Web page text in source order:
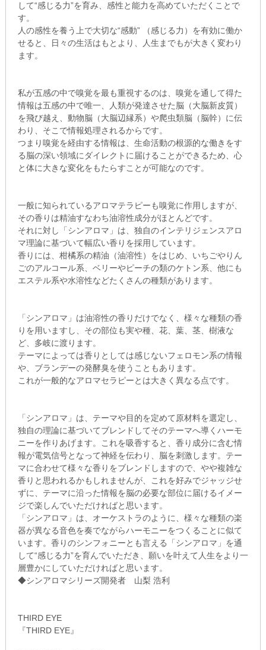
して“感じる力”を育み、感性と能力を高めていただくことで
す。
人の感性を養う上で大切な“感動” （感じる力）を有効に働か
せると、日々の生活はもとより、人生までもが大きく変わり
ます。
私が五感の中で嗅覚を最も重視するのは、嗅覚を通して得た
情報は五感の中で唯一、人類が発達させた脳（大脳新皮質）
を飛び越え、動物脳（大脳辺縁系）や爬虫類脳（脳幹）に伝
わり、そこで情報処理されるからです。
つまり嗅覚を経由する情報は、生命活動の根源的な働きをす
る脳の深い領域にダイレクトに届けることができるため、心
と体に大きな変化をもたらすことが可能なのです。
一般に知られているアロマテラピーも嗅覚に作用しますが、
その香りは精油すなわち油溶性成分がほとんどです。
それに対し「シンアロマ」は、独自のインテリジェンスアロ
マ理論に基づいて幅広い香りを採用しています。
香りには、柑橘系の精油（油溶性）をはじめ、いちごやりん
ごのアルコール系、ベリーやピーチの類のケトン系、他にも
エステル系や水溶性などたくさんの種類があります。
「シンアロマ」は油溶性の香りだけでなく、様々な種類の香
りを用いますし、その部位も実や種、花、葉、茎、樹液な
ど、多岐に渡ります。
テーマによっては香りとしては感じないフェロモン系の情報
や、ブランデーの発酵臭を使うこともあります。
これが一般的なアロマセラピーとは大きく異なる点です。
「シンアロマ」は、テーマや目的を定めて原材料を選定し、
独自の理論に基づいてブレンドしてそのテーマへ導くハーモ
ニーを作りあげます。これを吸香すると、香り成分に含む情
報が電気信号となって神経を伝わり、脳を刺激します。テー
マに合わせて様々な香りをブレンドしますので、やや複雑な
香りと思われるかもしれませんが、これを好みでジャッジせ
ずに、テーマに沿った情報を脳の必要な部位に届けるイメー
ジで楽しんでいただければと思います。
「シンアロマ」は、オーケストラのように、様々な種類の楽
器が異なる音色を奏でながらハーモニーをつくることに似て
います。香りのシンフォニーとも言える「シンアロマ」を通
して“感じる力”を育んでいただき、願いを叶えて人生をより一
層豊かにしていただければと思います。
◆シンアロマシリーズ開発者 山梨 浩利
THIRD EYE
『THIRD EYE』